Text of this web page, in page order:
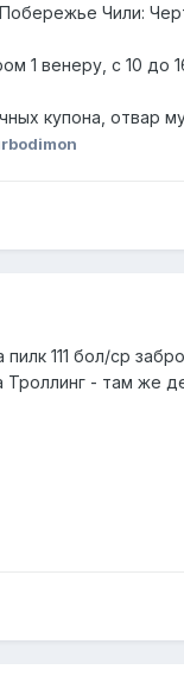
Чили:
1 венеру, с 10
купона, отвар
111 бол/ср
Троллинг - там же